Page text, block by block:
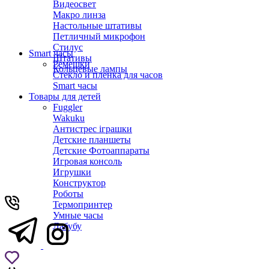
Видеосвет
Макро линза
Настольные штативы
Петличный микрофон
Стилус
Штативы
Кольцевые лампы
Smart часы
Ремешки
Стекло и пленка для часов
Smart часы
Товары для детей
Fuggler
Wakuku
Антистрес іграшки
Детские планшеты
Детские Фотоаппараты
Игровая консоль
Игрушки
Конструктор
Роботы
Термопринтер
Умные часы
Лабубу